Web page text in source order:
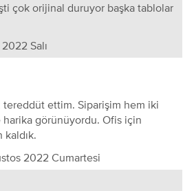
çok orijinal duruyor başka tablolar
Salı
tereddüt ettim. Siparişim hem iki
görünüyordu. Ofis için
kaldık.
2022 Cumartesi